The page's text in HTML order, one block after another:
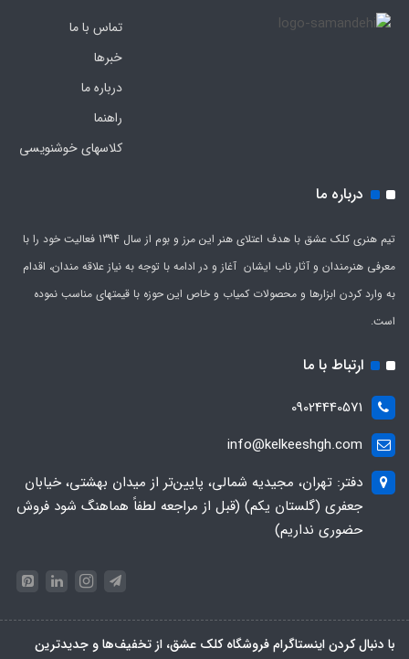
تماس با ما
خبرها
درباره ما
راهنما
کلاسهای خوشنویسی
درباره ما
تیم هنری کلک عشق با هدف اعتلای هنر این مرز و بوم از سال 1394 فعالیت خود را با
معرفی هنرمندان و آثار ناب ایشان آغاز و در ادامه با توجه به نیاز علاقه مندان، اقدام
به وارد کردن ابزارها و محصولات کمیاب و خاص این حوزه با قیمتهای مناسب نموده
است.
ارتباط با ما
09024440571
info@kelkeeshgh.com
دفتر: تهران، مجیدیه شمالی، پایین‌تر از میدان بهشتی، خیابان
جعفری (گلستان یکم) (قبل از مراجعه لطفاً هماهنگ شود فروش
حضوری نداریم)
با دنبال کردن اینستاگرام فروشگاه کلک عشق، از تخفیف‌ها و جدیدترین‌